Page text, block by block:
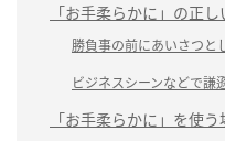
「お手柔らかに」の正
勝負事の前にあいさつと
ビジネスシーンなどで謙
「お手柔らかに」を使